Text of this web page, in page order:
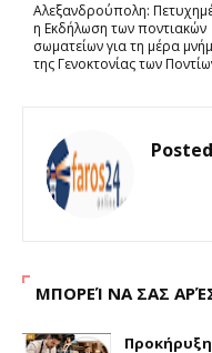
Αλεξανδρούπολη:
η Εκδήλωση των ποντιακών
σωματείων για τη μέρα
της Γενοκτονίας των
ΜΠΟΡΕΊ ΝΑ ΣΑΣ
Προκήρυξη